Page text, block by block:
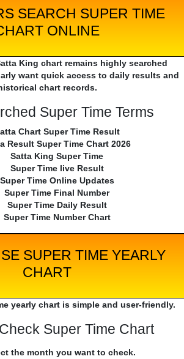
SEARCH SUPER TIME
ONLINE
King chart remains highly searched
want quick access to daily results and
chart records.
Super Time Terms
Chart Super Time Result
Result Super Time Chart 2026
Satta King Super Time
Super Time live Result
Super Time Online Updates
Super Time Final Number
Super Time Daily Result
Super Time Number Chart
SUPER TIME YEARLY
CHART
yearly chart is simple and user-friendly.
Super Time Chart
the month you want to check.